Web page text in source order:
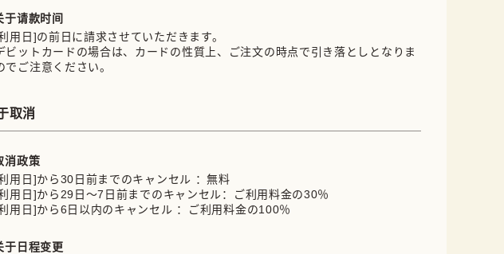
于请款时间
用日]の前日に請求させていただきます。
ビットカードの場合は、カードの性質上、ご注文の時点で引き落としとなりま
でご注意ください。
取消
消政策
用日]から30日前までのキャンセル ：無料
用日]から29日～7日前までのキャンセル：ご利用料金の30％
用日]から6日以内のキャンセル ：ご利用料金の100％
于日程变更